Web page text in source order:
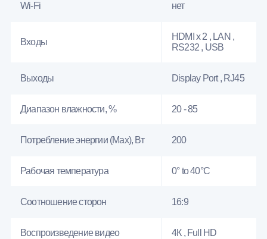
Wi-Fi нет
Входы
HDMI x 2 , LAN ,
RS232 , USB
Выходы Display Port , RJ45
Диапазон влажности, % 20 - 85
Потребление энергии (Max), Вт 200
Рабочая температура 0° to 40°C
Соотношение сторон 16:9
Воспроизведение видео 4К , Full HD